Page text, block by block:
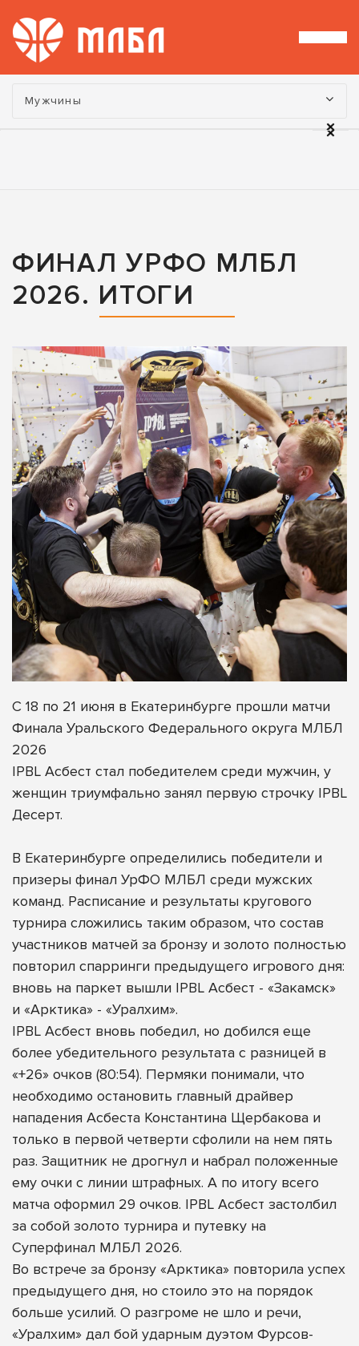
Турнир:
Мужчины
ФИНАЛ УРФО МЛБЛ
2026. ИТОГИ
С 18 по 21 июня в Екатеринбурге прошли матчи
Финала Уральского Федерального округа МЛБЛ
2026
IPBL Асбест стал победителем среди мужчин, у
женщин триумфально занял первую строчку IPBL
Десерт.
В Екатеринбурге определились победители и
призеры финал УрФО МЛБЛ среди мужских
команд. Расписание и результаты кругового
турнира сложились таким образом, что состав
участников матчей за бронзу и золото полностью
повторил спарринги предыдущего игрового дня:
вновь на паркет вышли IPBL Асбест - «Закамск»
и «Арктика» - «Уралхим».
IPBL Асбест вновь победил, но добился еще
более убедительного результата с разницей в
«+26» очков (80:54). Пермяки понимали, что
необходимо остановить главный драйвер
нападения Асбеста Константина Щербакова и
только в первой четверти сфолили на нем пять
раз. Защитник не дрогнул и набрал положенные
ему очки с линии штрафных. А по итогу всего
матча оформил 29 очков. IPBL Асбест застолбил
за собой золото турнира и путевку на
Суперфинал МЛБЛ 2026.
Во встрече за бронзу «Арктика» повторила успех
предыдущего дня, но стоило это на порядок
больше усилий. О разгроме не шло и речи,
«Уралхим» дал бой ударным дуэтом Фурсов-